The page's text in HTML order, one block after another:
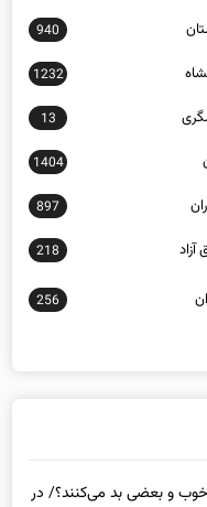
1232
13
1404
897
218
256
و بعضی بد می‌کنند؟/ در
بپوشید